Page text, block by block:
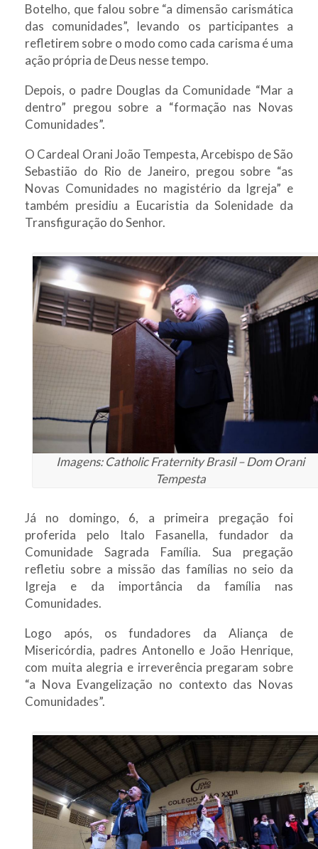
Botelho, que falou sobre “a dimensão carismática
das comunidades”, levando os participantes a
refletirem sobre o modo como cada carisma é uma
ação própria de Deus nesse tempo.
Depois, o padre Douglas da Comunidade “Mar a
dentro” pregou sobre a “formação nas Novas
Comunidades”.
O Cardeal Orani João Tempesta, Arcebispo de São
Sebastião do Rio de Janeiro, pregou sobre “as
Novas Comunidades no magistério da Igreja” e
também presidiu a Eucaristia da Solenidade da
Transfiguração do Senhor.
Imagens: Catholic Fraternity Brasil – Dom Orani
Tempesta
Já no domingo, 6, a primeira pregação foi
proferida pelo Italo Fasanella, fundador da
Comunidade Sagrada Família. Sua pregação
refletiu sobre a missão das famílias no seio da
Igreja e da importância da família nas
Comunidades.
Logo após, os fundadores da Aliança de
Misericórdia, padres Antonello e João Henrique,
com muita alegria e irreverência pregaram sobre
“a Nova Evangelização no contexto das Novas
Comunidades”.